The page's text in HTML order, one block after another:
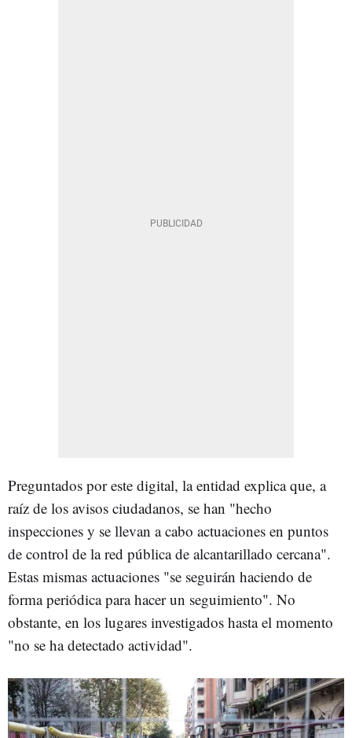
Preguntados por este digital, la entidad explica que, a
raíz de los avisos ciudadanos, se han "hecho
inspecciones y se llevan a cabo actuaciones en puntos
de control de la red pública de alcantarillado cercana".
Estas mismas actuaciones "se seguirán haciendo de
forma periódica para hacer un seguimiento". No
obstante, en los lugares investigados hasta el momento
"no se ha detectado actividad".